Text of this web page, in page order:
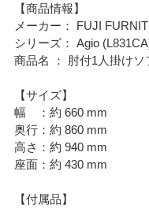
【商品情報】
メーカー： FUJI
シリーズ： Agio
商品名 ： 肘付1人掛けソ
【サイズ】
幅 ：約 660 mm
奥行：約 860 mm
高さ：約 940 mm
座面：約 430 mm
【付属品】